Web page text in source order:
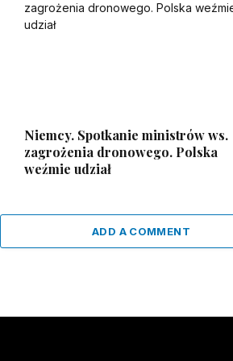
Niemcy. Spotkanie ministrów ws.
zagrożenia dronowego. Polska
weźmie udział
ADD A COMMENT